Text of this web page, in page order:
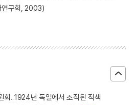
연구회, 2003)
회. 1924년 독일에서 조직된 적색